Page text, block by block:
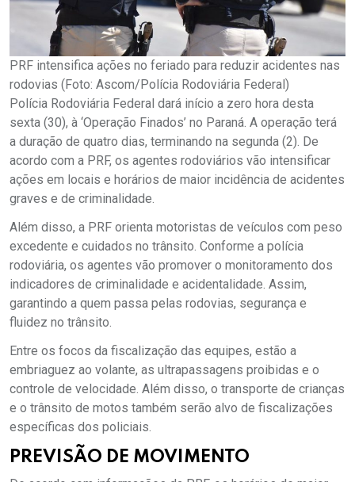
PRF intensifica ações no feriado para reduzir acidentes nas
rodovias (Foto: Ascom/Polícia Rodoviária Federal)
Polícia Rodoviária Federal dará início a zero hora desta
sexta (30), à ‘Operação Finados’ no Paraná. A operação terá
a duração de quatro dias, terminando na segunda (2). De
acordo com a PRF, os agentes rodoviários vão intensificar
ações em locais e horários de maior incidência de acidentes
graves e de criminalidade.
Além disso, a PRF orienta motoristas de veículos com peso
excedente e cuidados no trânsito. Conforme a polícia
rodoviária, os agentes vão promover o monitoramento dos
indicadores de criminalidade e acidentalidade. Assim,
garantindo a quem passa pelas rodovias, segurança e
fluidez no trânsito.
Entre os focos da fiscalização das equipes, estão a
embriaguez ao volante, as ultrapassagens proibidas e o
controle de velocidade. Além disso, o transporte de crianças
e o trânsito de motos também serão alvo de fiscalizações
específicas dos policiais.
PREVISÃO DE MOVIMENTO